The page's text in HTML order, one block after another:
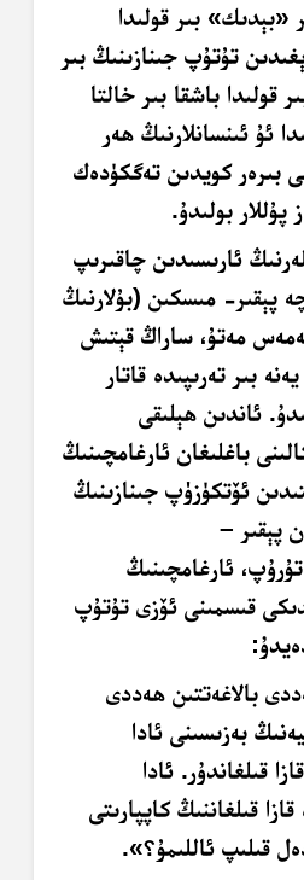
«بېدىك» بىر قولىدا
تۇتۇپ جىنازىنىڭ بىر
قولىدا باشقا بىر خالتا
ئۇ ئىنسانلارنىڭ ھەر
بىرەر كويدىن تەگكۈدەك
بولىدۇ.
ئارىسىدىن چاقىرىپ
پېقىر- مىسكىن (بۇلارنىڭ
مەتۇ، ساراڭ قېتىش
بىر تەرىپىدە قاتار
ئاندىن ھېلىقى
باغلىغان ئارغامچىنىڭ
ئۆتكۈزۈپ جىنازىنىڭ
پېقىر –
ئارغامچىنىڭ
قىسمىنى ئۆزى تۇتۇپ
بالاغەتتىن ھەددى
بەزىسىنى ئادا
قىلغاندۇر. ئادا
قىلغاننىڭ كاپپارىتى
قىلىپ ئاللىمۇ؟».